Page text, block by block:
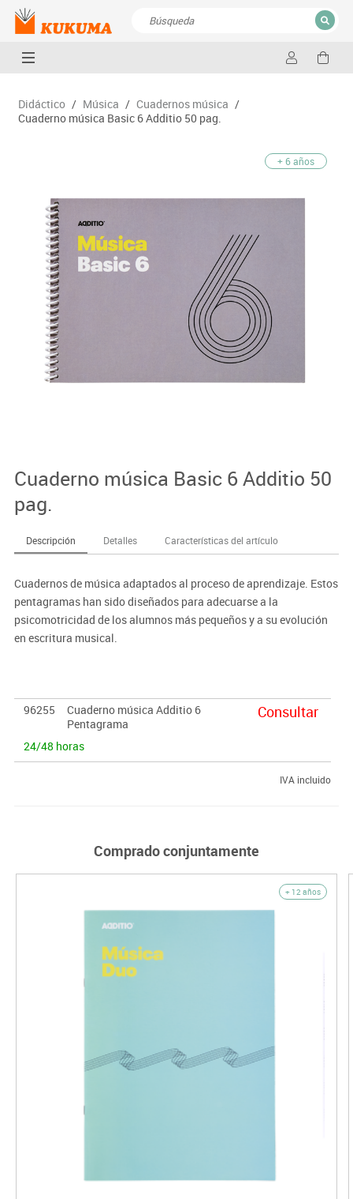
CERRAR
Didáctico / Música / Cuadernos música /
Cuaderno música Basic 6 Additio 50 pag.
+ 6 años
Cuaderno música Basic 6 Additio 50
pag.
Descripción Detalles Características del artículo
Cuadernos de música adaptados al proceso de aprendizaje. Estos
pentagramas han sido diseñados para adecuarse a la
psicomotricidad de los alumnos más pequeños y a su evolución
en escritura musical.
96255
Cuaderno música Additio 6
Pentagrama
24/48 horas
Consultar
IVA incluido
Comprado conjuntamente
+ 12 años